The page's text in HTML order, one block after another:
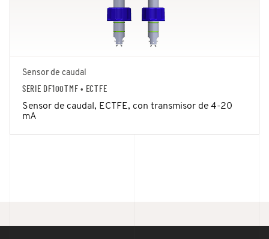
Sensor de caudal
SERIE DF100TMF • ECTFE
Sensor de caudal, ECTFE, con transmisor de 4-20
mA